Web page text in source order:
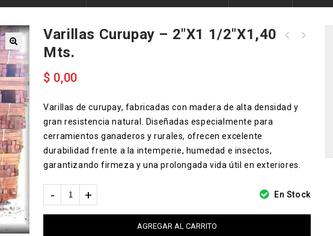
Varillas Curupay – 2″x1 1/2″x1,40
Mts.
$ 0,00
Varillas de curupay, fabricadas con madera de alta densidad y
gran resistencia natural. Diseñadas especialmente para
cerramientos ganaderos y rurales, ofrecen excelente
durabilidad frente a la intemperie, humedad e insectos,
garantizando firmeza y una prolongada vida útil en exteriores.
En Stock
AGREGAR AL CARRITO